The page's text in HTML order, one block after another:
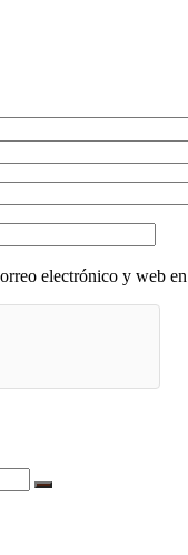
electrónico y web